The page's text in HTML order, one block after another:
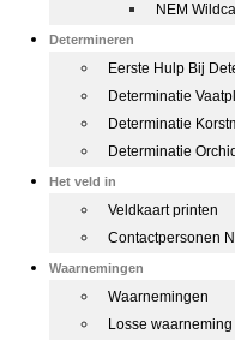
NEM
Determineren
Eerste Hulp Bij
Determinatie
Determinatie
Determinatie
Het veld in
Veldkaart printen
Contactpersonen
Waarnemingen
Waarnemingen
Losse